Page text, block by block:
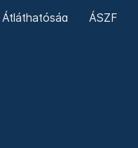
Átláthatóság ÁSZF